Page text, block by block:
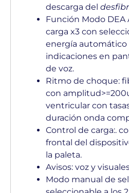
descarga del
Función Modo DEA
carga x3 con
energía automático
indicaciones en
de voz.
Ritmo de choque:
con
ventricular con
duración onda
Control de carga:.
frontal del
la paleta.
Avisos: voz y
Modo manual de